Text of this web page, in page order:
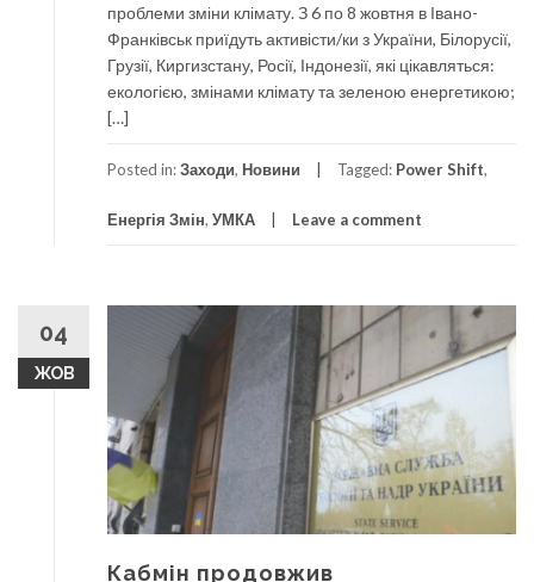
проблеми зміни клімату. З 6 по 8 жовтня в Івано-
Франківськ приїдуть активісти/ки з України, Білорусії,
Грузії, Киргизстану, Росії, Індонезії, які цікавляться:
екологією, змінами клімату та зеленою енергетикою;
[…]
Posted in:Заходи, Новини Tagged: Power Shift,
Енергія Змін, УМКА Leave a comment
04
ЖОВ
Кабмін продовжив